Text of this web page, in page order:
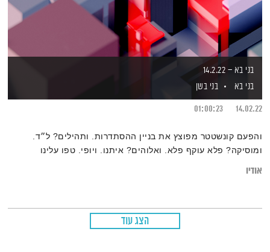
בני בא – 14.2.22
בני בא
בני בשן
14.02.22
01:00:23
והפעם קונשטטר מפוצץ את בניין ההסתדרות. ותהילים? ל״ד.
ומוסיקה? פלא עוקף פלא. ואלוהים? איתנו. ויופי. טפו עלינו
אודיו
הצג עוד